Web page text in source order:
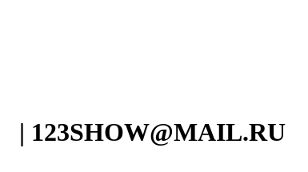
| 123SHOW@MAIL.RU